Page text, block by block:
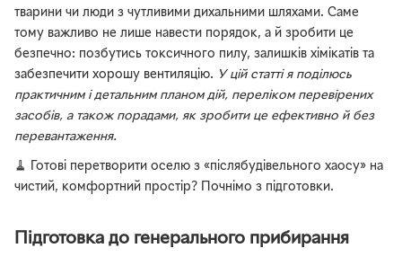
тварини чи люди з чутливими дихальними шляхами. Саме
тому важливо не лише навести порядок, а й зробити це
безпечно: позбутись токсичного пилу, залишків хімікатів та
забезпечити хорошу вентиляцію.
У цій статті я поділюсь
практичним і детальним планом дій, переліком перевірених
засобів, а також порадами, як зробити це ефективно й без
перевантаження.
🧹 Готові перетворити оселю з «післябудівельного хаосу» на
чистий, комфортний простір? Почнімо з підготовки.
Підготовка до генерального прибирання